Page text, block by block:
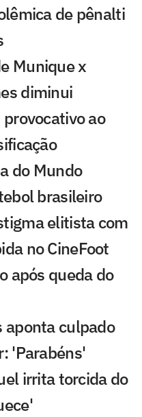
de pênalti
Munique x
diminui
ao
do Mundo
brasileiro
elitista com
no CineFoot
após queda do
aponta culpado
'Parabéns'
irrita torcida do